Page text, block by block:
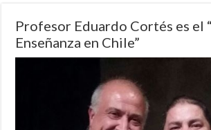
Profesor Eduardo Cortés es el
Enseñanza en Chile”